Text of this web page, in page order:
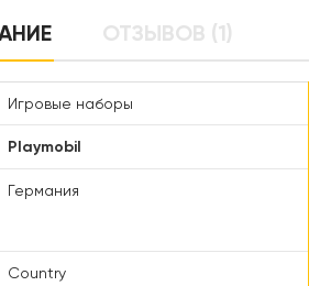
ОТЗЫВОВ (1)
Игровые наборы
Playmobil
Германия
Country